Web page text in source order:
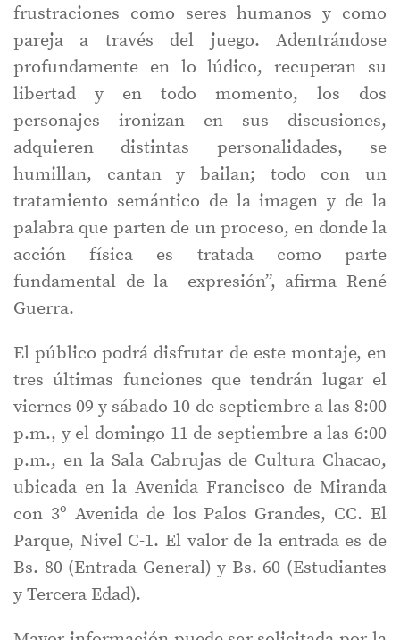
frustraciones como seres humanos y como
pareja a través del juego. Adentrándose
profundamente en lo lúdico, recuperan su
libertad y en todo momento, los dos
personajes ironizan en sus discusiones,
adquieren distintas personalidades, se
humillan, cantan y bailan; todo con un
tratamiento semántico de la imagen y de la
palabra que parten de un proceso, en donde la
acción física es tratada como parte
fundamental de la expresión”, afirma René
Guerra.
El público podrá disfrutar de este montaje, en
tres últimas funciones que tendrán lugar el
viernes 09 y sábado 10 de septiembre a las 8:00
p.m., y el domingo 11 de septiembre a las 6:00
p.m., en la Sala Cabrujas de Cultura Chacao,
ubicada en la Avenida Francisco de Miranda
con 3º Avenida de los Palos Grandes, CC. El
Parque, Nivel C-1. El valor de la entrada es de
Bs. 80 (Entrada General) y Bs. 60 (Estudiantes
y Tercera Edad).